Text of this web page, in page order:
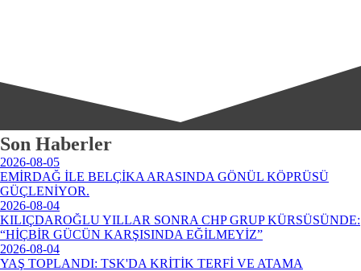
Son Haberler
2026-08-05
EMİRDAĞ İLE BELÇİKA ARASINDA GÖNÜL KÖPRÜSÜ
GÜÇLENİYOR.
2026-08-04
KILIÇDAROĞLU YILLAR SONRA CHP GRUP KÜRSÜSÜNDE:
“HİÇBİR GÜCÜN KARŞISINDA EĞİLMEYİZ”
2026-08-04
YAŞ TOPLANDI: TSK'DA KRİTİK TERFİ VE ATAMA